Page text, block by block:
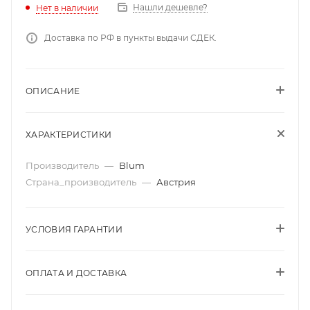
Нет в наличии Нашли дешевле?
Доставка по РФ в пункты выдачи СДЕК.
ОПИСАНИЕ
ХАРАКТЕРИСТИКИ
Производитель — Blum
Страна_производитель — Австрия
УСЛОВИЯ ГАРАНТИИ
ОПЛАТА И ДОСТАВКА